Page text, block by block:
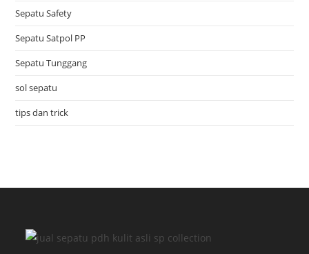
Sepatu Safety
Sepatu Satpol PP
Sepatu Tunggang
sol sepatu
tips dan trick